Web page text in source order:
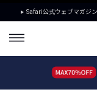
Safari公式ウェブマガジン